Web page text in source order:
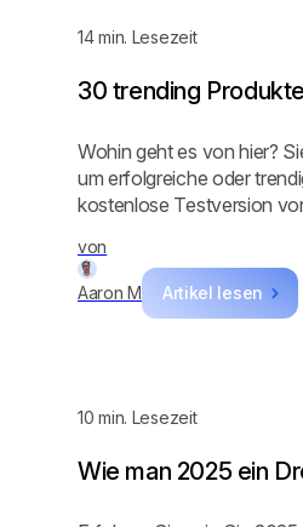
14min. Lesezeit
von
Aaron M Artikel lesen
30 trending
Wohin geht es von hier?
um erfolgreiche oder
kostenlose Testversion
haben, kann Google
anzeigen, aber keine
Lieferanten,
10 min. Lesezeit
Wie man 2025 ein